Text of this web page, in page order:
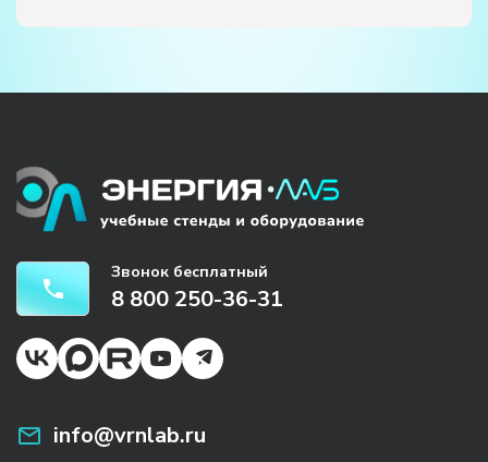
Звонок бесплатный
8 800 250-36-31
info@vrnlab.ru